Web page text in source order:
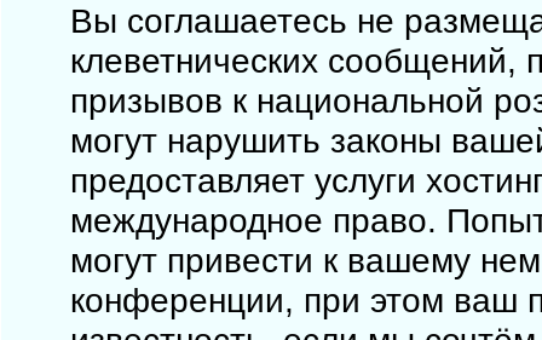
Вы соглашаетесь не
клеветнических сообщений,
призывов к национальной
могут нарушить законы
предоставляет услуги
международное право.
могут привести к вашему
конференции, при этом ваш